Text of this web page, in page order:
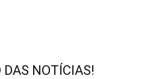
DAS NOTÍCIAS!